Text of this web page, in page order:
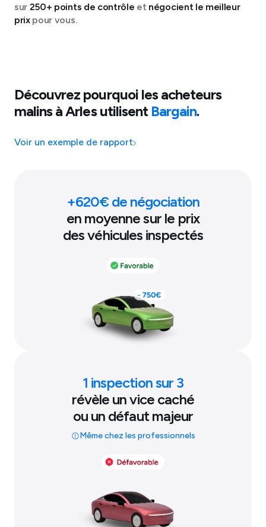
sur 250+ points de contrôle et négocient le meilleur
prixpour vous.
Découvrez pourquoi les acheteurs
malins àArlesutilisent Bargain.
Voir un exemple de rapport
+620€ de négociation
en moyenne sur le prix
des véhicules inspectés
1 inspection sur 3
révèle un vice caché
ou un défaut majeur
Même chez les professionnels